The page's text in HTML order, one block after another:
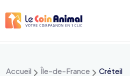
au
Accueil Île-de-France Créteil